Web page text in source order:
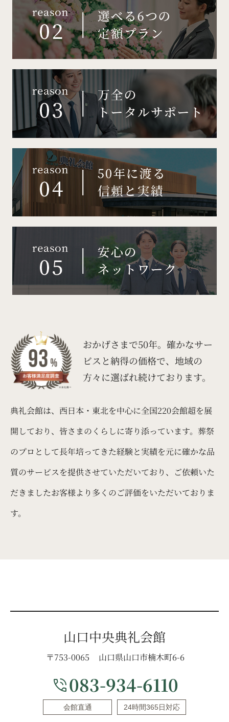
おかげさまで50年。確かなサー
ビスと納得の価格で、地域の
方々に選ばれ続けております。
典礼会館は、西日本・東北を中心に全国220会館超を展
開しており、皆さまのくらしに寄り添っています。葬祭
のプロとして長年培ってきた経験と実績を元に確かな品
質のサービスを提供させていただいており、ご依頼いた
だきましたお客様より多くのご評価をいただいておりま
す。
山口中央典礼会館
〒753-0065 山口県山口市楠木町6-6
phone_in_talk083-934-6110
会館直通 24時間365日対応